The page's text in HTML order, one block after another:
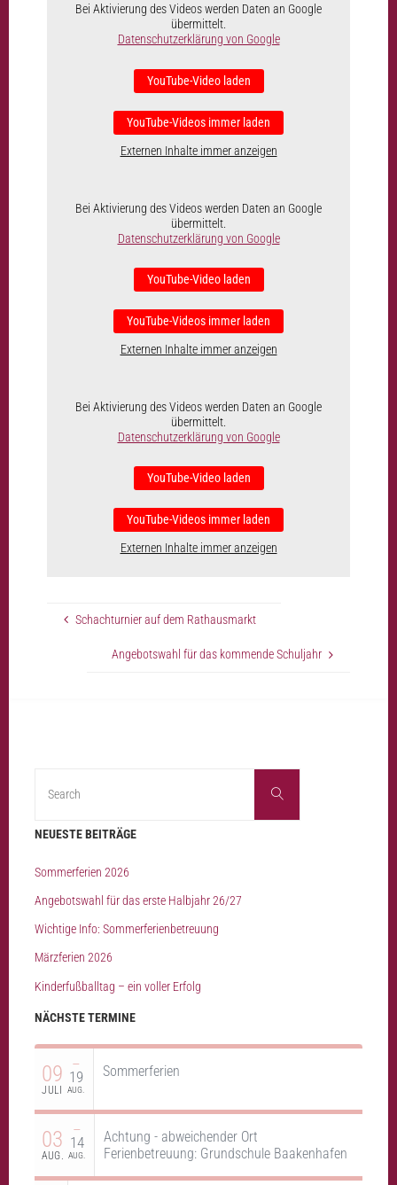
Bei Aktivierung des Videos werden Daten an Google
übermittelt.
Datenschutzerklärung von Google
YouTube-Video laden
YouTube-Videos immer laden
Externen Inhalte immer anzeigen
Bei Aktivierung des Videos werden Daten an Google
übermittelt.
Datenschutzerklärung von Google
YouTube-Video laden
YouTube-Videos immer laden
Externen Inhalte immer anzeigen
Bei Aktivierung des Videos werden Daten an Google
übermittelt.
Datenschutzerklärung von Google
YouTube-Video laden
YouTube-Videos immer laden
Externen Inhalte immer anzeigen
Schachturnier auf dem Rathausmarkt
Angebotswahl für das kommende Schuljahr
Search
NEUESTE BEITRÄGE
Sommerferien 2026
Angebotswahl für das erste Halbjahr 26/27
Wichtige Info: Sommerferienbetreuung
Märzferien 2026
Kinderfußballtag – ein voller Erfolg
NÄCHSTE TERMINE
09
JULI
–
19
AUG.
Sommerferien
03
AUG.
–
14
AUG.
Achtung - abweichender Ort
Ferienbetreuung: Grundschule Baakenhafen